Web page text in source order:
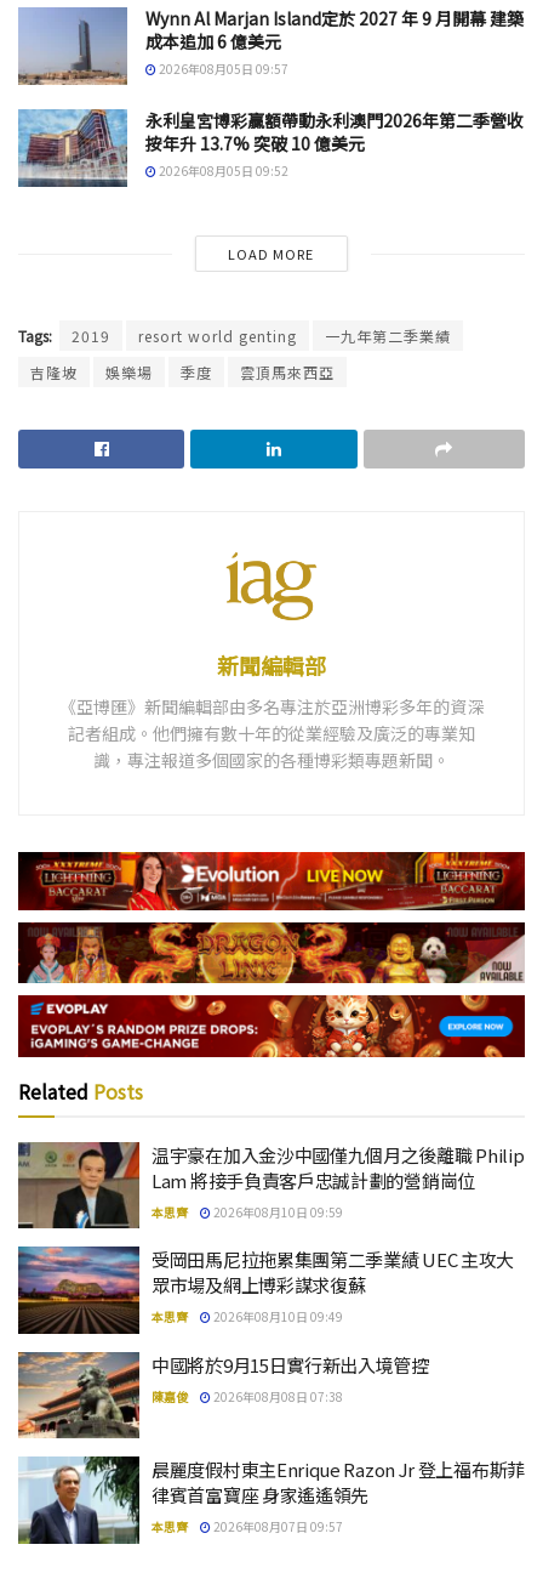
Wynn Al Marjan Island定於 2027 年 9 月開幕 建築
成本追加 6 億美元
2026年08月05日 09:57
永利皇宮博彩贏額帶動永利澳門2026年第二季營收
按年升 13.7% 突破 10 億美元
2026年08月05日 09:52
LOAD MORE
Tags: 2019 resort world genting
一九年第二季業績
吉隆坡
娛樂場 季度 雲頂馬來西亞
新聞編輯部
《亞博匯》新聞編輯部由多名專注於亞洲博彩多年的資深
記者組成。他們擁有數十年的從業經驗及廣泛的專業知
識，專注報道多個國家的各種博彩類專題新聞。
Related Posts
温宇豪在加入金沙中國僅九個月之後離職 Philip
Lam 將接手負責客戶忠誠計劃的營銷崗位
本思齊 2026年08月10日 09:59
受岡田馬尼拉拖累集團第二季業績 UEC 主攻大
眾市場及網上博彩謀求復蘇
本思齊 2026年08月10日 09:49
中國將於9月15日實行新出入境管控
陳嘉俊 2026年08月08日 07:38
晨麗度假村東主Enrique Razon Jr 登上福布斯菲
律賓首富寶座 身家遙遙領先
本思齊 2026年08月07日 09:57